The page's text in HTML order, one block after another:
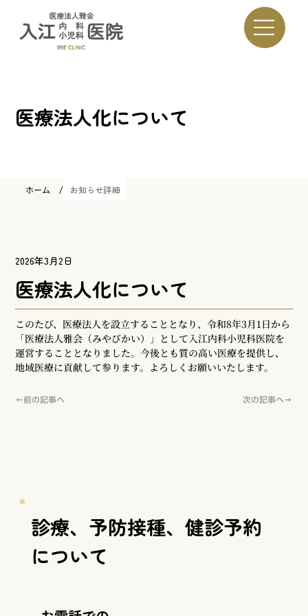
入江内科小児科医院
ホーム / お知らせ詳細
2026年3月2日
医療法人化について
このたび、医療法人を設立することとなり、令和8年3月1日から
「医療法人雅会（みやびかい）」として入江内科小児科医院を
運営することとなりました。今後とも質の高い医療を提供し、
地域医療に貢献して参ります。よろしくお願いいたします。
←前の記事へ 次の記事へ→
診療、予防接種、健診予約
について
医療法人化について